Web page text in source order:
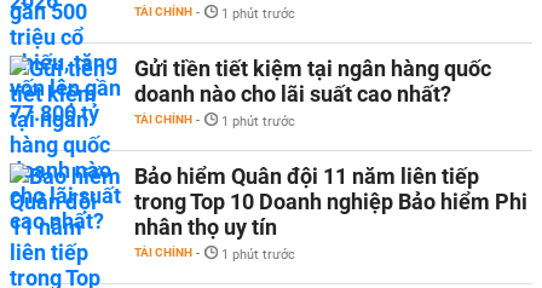
TÀI CHÍNH - 1 phút trước
Gửi tiền tiết kiệm tại ngân hàng quốc
doanh nào cho lãi suất cao nhất?
TÀI CHÍNH - 1 phút trước
Bảo hiểm Quân đội 11 năm liên tiếp
trong Top 10 Doanh nghiệp Bảo hiểm Phi
nhân thọ uy tín
TÀI CHÍNH - 1 phút trước